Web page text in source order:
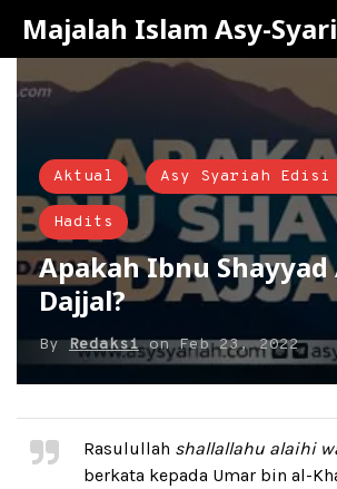
Majalah Islam Asy-
Aktual Asy Syariah Edisi
Hadits
Apakah Ibnu Shayyad
Dajjal?
ByRedaksionFeb 23, 2022
Rasulullah shallallahu alaihi
berkata kepada Umar bin al-